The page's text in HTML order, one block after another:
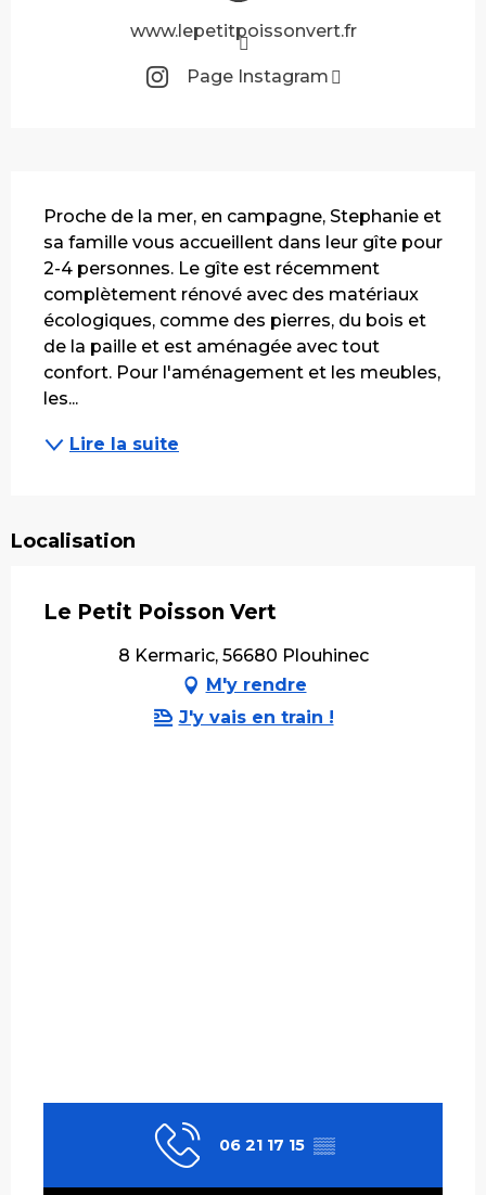
www.lepetitpoissonvert.fr
Page Instagram
Proche de la mer, en campagne, Stephanie et
sa famille vous accueillent dans leur gîte pour
2-4 personnes. Le gîte est récemment
complètement rénové avec des matériaux
écologiques, comme des pierres, du bois et
de la paille et est aménagée avec tout
confort. Pour l'aménagement et les meubles,
les...
Lire la suite
Localisation
Le Petit Poisson Vert
8 Kermaric, 56680 Plouhinec
M'y rendre
J'y vais en train !
06 21 17 15 ▒▒